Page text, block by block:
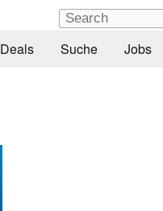
Deals Suche Jobs